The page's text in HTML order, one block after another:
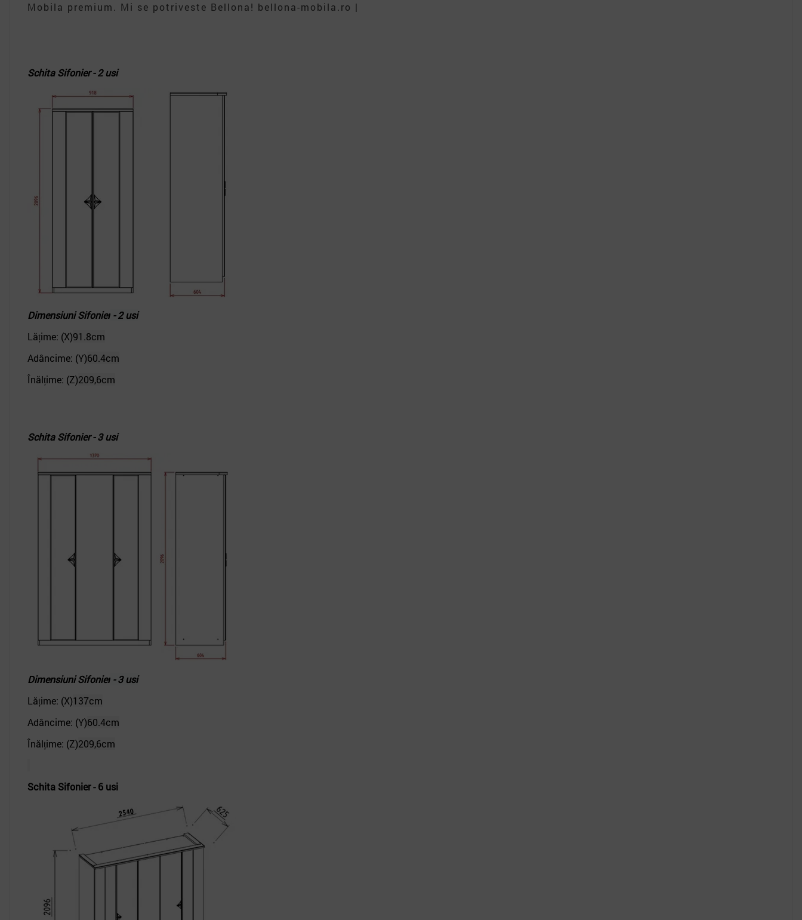
Mobila premium. Mi se potriveste Bellona! bellona-mobila.ro |
Schita Sifonier - 2 usi
Dimensiuni Sifonier - 2 usi
Lățime: (X)91.8cm
Adâncime: (Y)60.4cm
Înălțime: (Z)209,6cm
Schita Sifonier - 3 usi
Dimensiuni Sifonier - 3 usi
Lățime: (X)137cm
Adâncime: (Y)60.4cm
Înălțime: (Z)209,6cm
Schita Sifonier - 6 usi